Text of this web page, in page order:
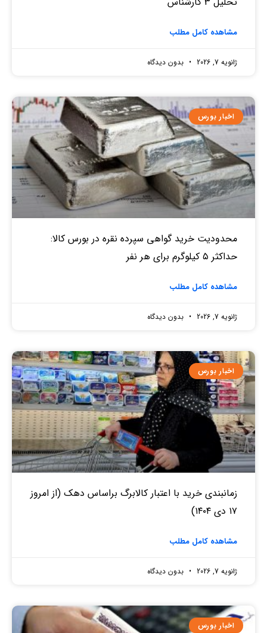
مشاهده کامل مطلب
ژانویه 7, 2026 بدون دیدگاه
اخبار بورس
محدودیت خرید گواهی سپرده نقره در بورس کالا:
حداکثر ۵ کیلوگرم برای هر نفر
مشاهده کامل مطلب
ژانویه 7, 2026 بدون دیدگاه
اخبار بورس
زمانبندی خرید با اعتبار کالابرگ براساس دهک (از امروز
۱۷ دی ۱۴۰۴)
مشاهده کامل مطلب
ژانویه 7, 2026 بدون دیدگاه
اخبار بورس